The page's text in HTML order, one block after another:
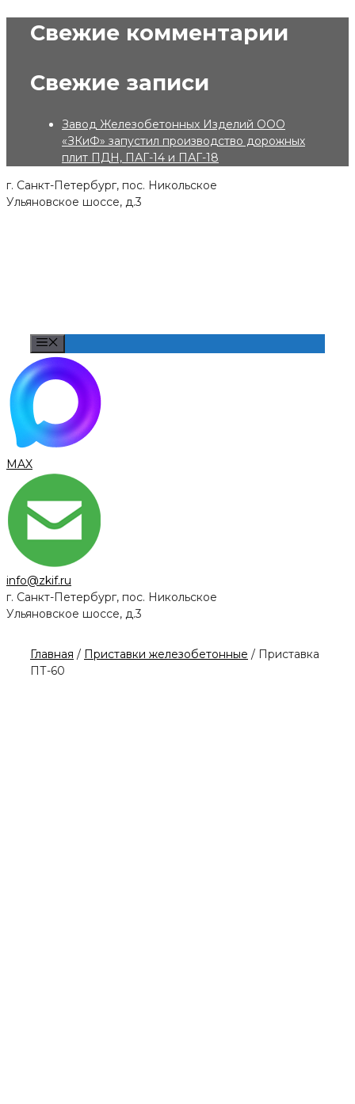
Свежие комментарии
Свежие записи
Завод Железобетонных Изделий ООО
«ЗКиФ» запустил производство дорожных
плит ПДН, ПАГ-14 и ПАГ-18
г. Санкт-Петербург, пос. Никольское
Ульяновское шоссе, д.3
MAX
info@zkif.ru
г. Санкт-Петербург, пос. Никольское
Ульяновское шоссе, д.3
Главная / Приставки железобетонные / Приставка
ПТ-60